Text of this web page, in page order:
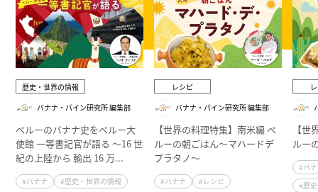
歴史・世界の情報
バナナ・パイン研究所 編集部
ペルーのバナナ史をペルー大
使館 一等書記官が語る 〜16 世
紀の上陸から 輸出 16 万...
#バナナ
#歴史・世界の情報
レシピ
バナナ・パイン研究所 編集部
【世界の料理特集】南米編 ペ
ルーの朝ごはん～マハードデ
プラタノ～
#バナナ
#レシピ
【
ルー
#バ
#歴